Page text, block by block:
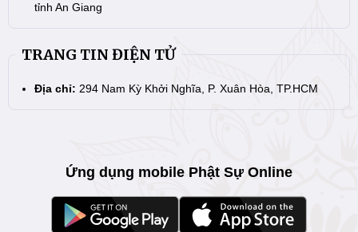
tỉnh An Giang
TRANG TIN ĐIỆN TỬ
Địa chỉ: 294 Nam Kỳ Khởi Nghĩa, P. Xuân Hòa, TP.HCM
Ứng dụng mobile Phật Sự Online